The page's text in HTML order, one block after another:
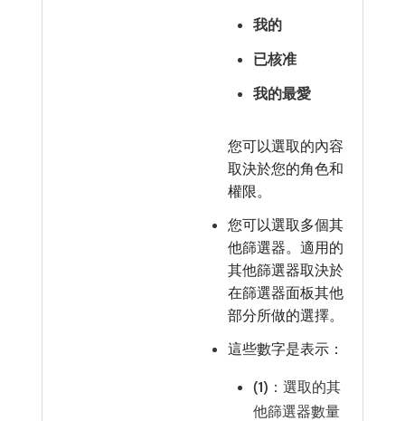
我的
已核准
我的最愛
您可以選取的內容
取決於您的角色和
權限。
您可以選取多個其
他篩選器。適用的
其他篩選器取決於
在篩選器面板其他
部分所做的選擇。
這些數字是表示：
(1) ：選取的其
他篩選器數量